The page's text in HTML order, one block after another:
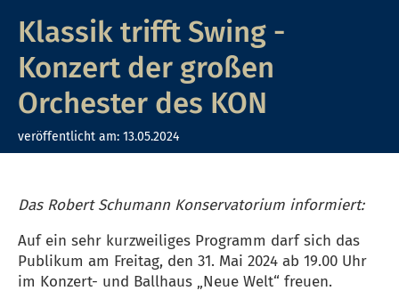
Klassik trifft Swing -
Konzert der großen
Orchester des KON
veröffentlicht am: 13.05.2024
Das Robert Schumann Konservatorium informiert:
Auf ein sehr kurzweiliges Programm darf sich das
Publikum am Freitag, den 31. Mai 2024 ab 19.00 Uhr
im Konzert- und Ballhaus „Neue Welt“ freuen.